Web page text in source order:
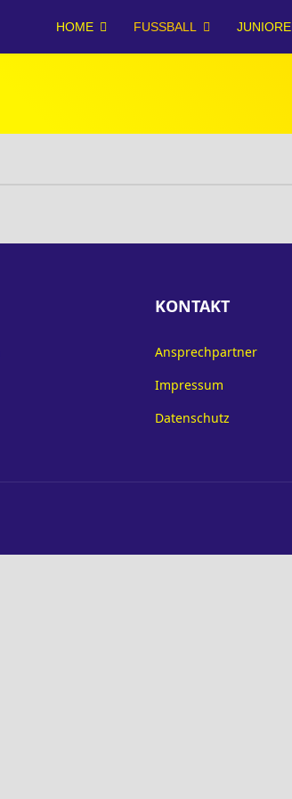
HOME FUSSBALL
KONTAKT
Ansprechpartner
Impressum
Datenschutz